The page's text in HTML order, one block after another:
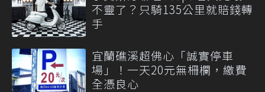
不靈了？只騎135公里就賠錢轉
手
宜蘭礁溪超佛心「誠實停車
場」！一天20元無柵欄，繳費
全憑良心